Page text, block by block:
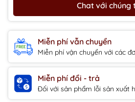
Chat với chúng
Miễn phí vẫn chuyển
Miễn phí vận chuyển với các
Miễn phí đổi - trả
Đối với sản phẩm lỗi sản xuất